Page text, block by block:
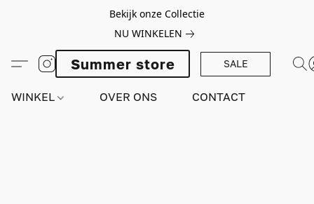
Bekijk onze Collectie
NU WINKELEN
Summer store SALE
WINKEL OVER ONS CONTACT